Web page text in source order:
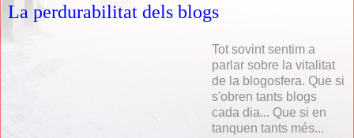
La perdurabilitat dels blogs
Tot sovint sentim a
parlar sobre la vitalitat
de la blogosfera. Que si
s'obren tants blogs
cada dia... Que si en
tanquen tants més...